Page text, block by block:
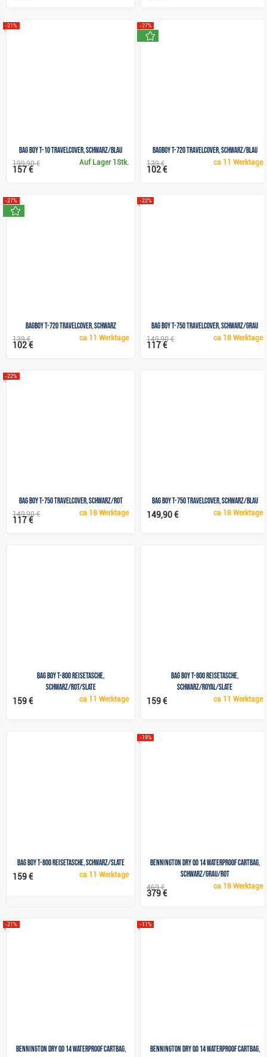
Bag Boy T-10 Travelcover, schwarz/blau
-21%
Auf Lager 1Stk.
199,90 €
157 €
BagBoy T-720 Travelcover, schwarz/blau
-27%
ca 11 Werktage
139 €
102 €
BagBoy T-720 Travelcover, schwarz
-27%
ca 11 Werktage
139 €
102 €
Bag Boy T-750 Travelcover, schwarz/grau
-22%
ca 18 Werktage
149,90 €
117 €
Bag Boy T-750 Travelcover, schwarz/rot
-22%
ca 18 Werktage
149,90 €
117 €
Bag Boy T-750 Travelcover, schwarz/blau
ca 18 Werktage
149,90 €
Bag Boy T-800 Reisetasche,
schwarz/rot/slate
ca 11 Werktage
159 €
Bag Boy T-800 Reisetasche,
schwarz/royal/slate
ca 11 Werktage
159 €
Bag Boy T-800 Reisetasche, Schwarz/Slate
ca 11 Werktage
159 €
Bennington Dry QO 14 Waterproof Cartbag,
schwarz/grau/rot
-19%
ca 18 Werktage
469 €
379 €
Bennington Dry QO 14 Waterproof Cartbag,
-21%
Bennington Dry QO 14 Waterproof Cartbag,
-11%